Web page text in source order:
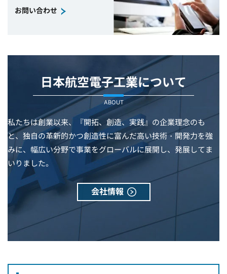
お問い合わせ
日本航空電子工業について
ABOUT
私たちは創業以来、『開拓、創造、実践』の企業理念のも
と、独自の革新的かつ創造性に富んだ高い技術・開発力を強
みに、幅広い分野で事業をグローバルに展開し、発展してま
いりました。
会社情報